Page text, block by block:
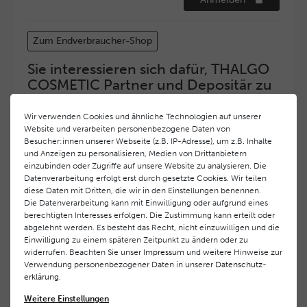
Zum Endverbraucher-Shop
Sie interessieren sich dafür, THALGO
COSMETIC Partner und Depositär zu
Hohe Servicequalität und ein exzellentes Markenimage
haben bei THALGO COSMETICoberste Priorität.
Anspruchsvollen Endverbrauchern möchten wir ein
hohes Qualitätsniveau und gleichzeitig eine
überdurchschnittliche Behandlungs- und Serviceleistung
gewährleisten. Deshalb haben wir ein selektives
Vertriebssystem eingeführt.THALGO COSMETICPartner
werden auf diese Weise wirtschaftlich unterstützt,
während Endverbrauchern eine stets gleichbleibend hohe
Dienstleistungsqualität und ein innovatives Produkt- und
Behandlungsprogramm geboten wird.
THALGO COSMETIC
Wir verwenden Cookies und ähnliche Technologien auf unserer
Website und verarbeiten personenbezogene Daten von
Besucher:innen unserer Webseite (z.B. IP-Adresse), um z.B. Inhalte
und Anzeigen zu personalisieren, Medien von Drittanbietern
einzubinden oder Zugriffe auf unsere Website zu analysieren. Die
Datenverarbeitung erfolgt erst durch gesetzte Cookies. Wir teilen
diese Daten mit Dritten, die wir in den Einstellungen benennen.
Die Datenverarbeitung kann mit Einwilligung oder aufgrund eines
berechtigten Interesses erfolgen. Die Zustimmung kann erteilt oder
abgelehnt werden. Es besteht das Recht, nicht einzuwilligen und die
Einwilligung zu einem späteren Zeitpunkt zu ändern oder zu
widerrufen. Beachten Sie unser Impressum und weitere Hinweise zur
Verwendung personenbezogener Daten in unserer Daten­schutz­
erklärung
Weitere Einstellungen